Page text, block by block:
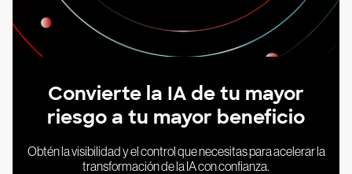
Convierte la IA de tu mayor
riesgo a tu mayor beneficio
Obtén la visibilidad y el control que necesitas para acelerar la
transformación de la IA con confianza.